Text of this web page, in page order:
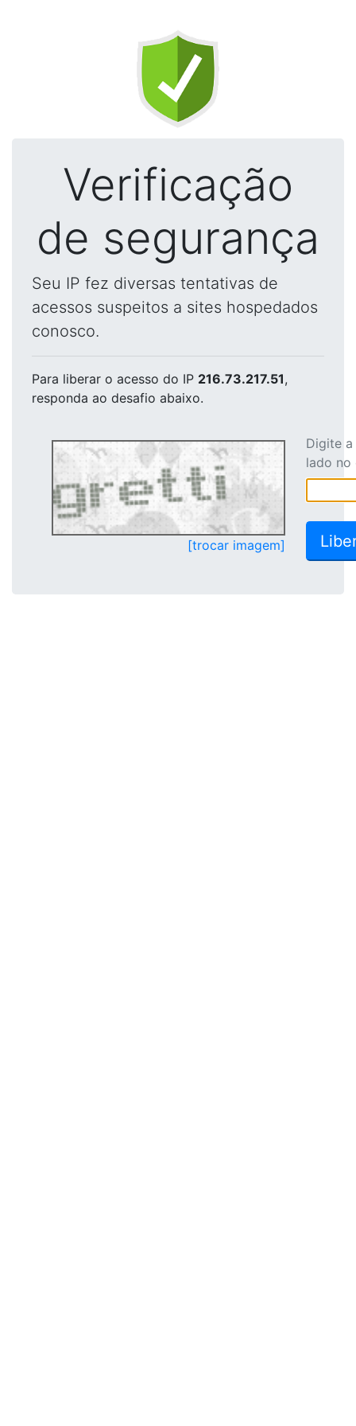
Verificação
de segurança
Seu IP fez diversas tentativas de
acessos suspeitos a sites hospedados
conosco.
Para liberar o acesso do IP 216.73.217.51,
responda ao desafio abaixo.
[trocar imagem]
Digite
lado no